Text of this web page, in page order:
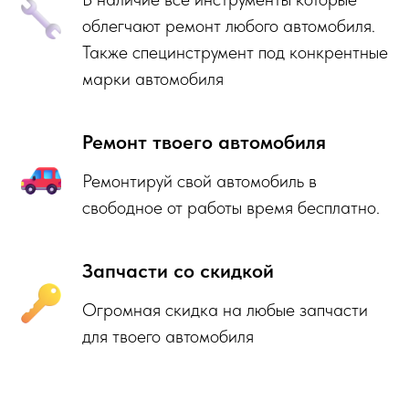
облегчают ремонт любого автомобиля.
Также специнструмент под конкрентные
марки автомобиля
Ремонт твоего автомобиля
Ремонтируй свой автомобиль в
свободное от работы время бесплатно.
Запчасти со скидкой
Огромная скидка на любые запчасти
для твоего автомобиля